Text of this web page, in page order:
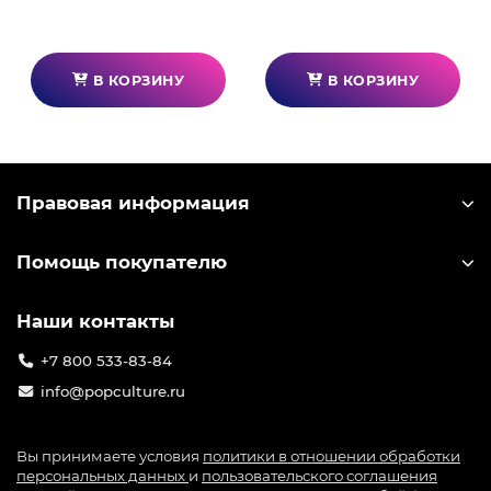
В КОРЗИНУ В КОРЗИНУ
Правовая информация
Помощь покупателю
Наши контакты
+7 800 533-83-84
info@popculture.ru
Вы принимаете условия политики в отношении обработки
персональных данных и пользовательского соглашения